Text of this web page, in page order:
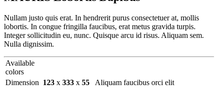
Nullam justo quis erat. In hendrerit purus consectetuer at, mollis
lobortis. In congue fringilla faucibus, erat metus gravida turpis.
Integer sollicitudin eu, nunc. Quisque arcu id risus. Aliquam sem.
Nulla dignissim.
Available
colors
Dimension 123 x 333 x 55 Aliquam faucibus orci elit